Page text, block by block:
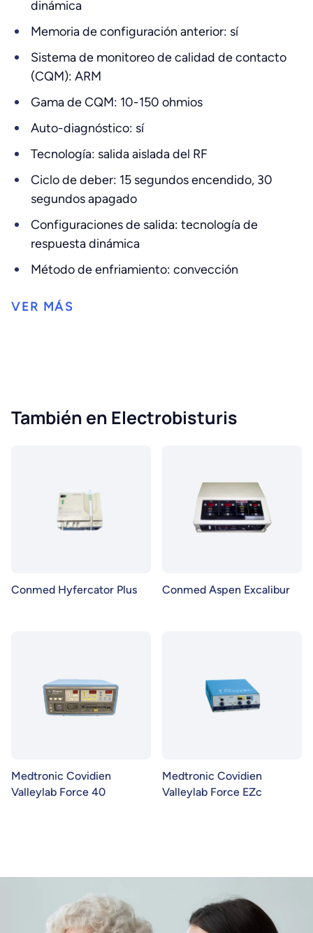
dinámica
Memoria de configuración anterior: sí
Sistema de monitoreo de calidad de contacto
(CQM): ARM
Gama de CQM: 10-150 ohmios
Auto-diagnóstico: sí
Tecnología: salida aislada del RF
Ciclo de deber: 15 segundos encendido, 30
segundos apagado
Configuraciones de salida: tecnología de
respuesta dinámica
Método de enfriamiento: convección
También en Electrobisturis
Conmed Hyfercator Plus Conmed Aspen Excalibur
Medtronic Covidien
Valleylab Force 40
Medtronic Covidien
Valleylab Force EZc